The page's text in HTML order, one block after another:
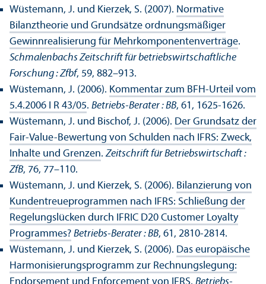
Wüstemann, J. und Kierzek, S. (2007). Normative
Bilanztheorie und Grundsätze ordnungs­mäßiger
Gewinnrealisierung für Mehrkomponentenverträge.
Schmalenbachs Zeitschrift für betriebs­wirtschaft­liche
Forschung : Zfbf, 59, 882–913.
Wüstemann, J. (2006). Kommentar zum BFH-Urteil vom
5.4.2006 I R 43/05. Betriebs-Berater : BB, 61, 1625-1626.
Wüstemann, J. und Bischof, J. (2006). Der Grundsatz der
Fair-Value-Bewertung von Schulden nach IFRS: Zweck,
Inhalte und Grenzen.Zeitschrift für Betriebs­wirtschaft :
ZfB, 76, 77–110.
Wüstemann, J. und Kierzek, S. (2006). Bilanzierung von
Kunden­treue­programmen nach IFRS: Schließung der
Regelungs­lücken durch IFRIC D20 Customer Loyalty
Programmes? Betriebs-Berater : BB, 61, 2810-2814.
Wüstemann, J. und Kierzek, S. (2006). Das europäische
Harmonisierungs­programm zur Rechnungs­legung: